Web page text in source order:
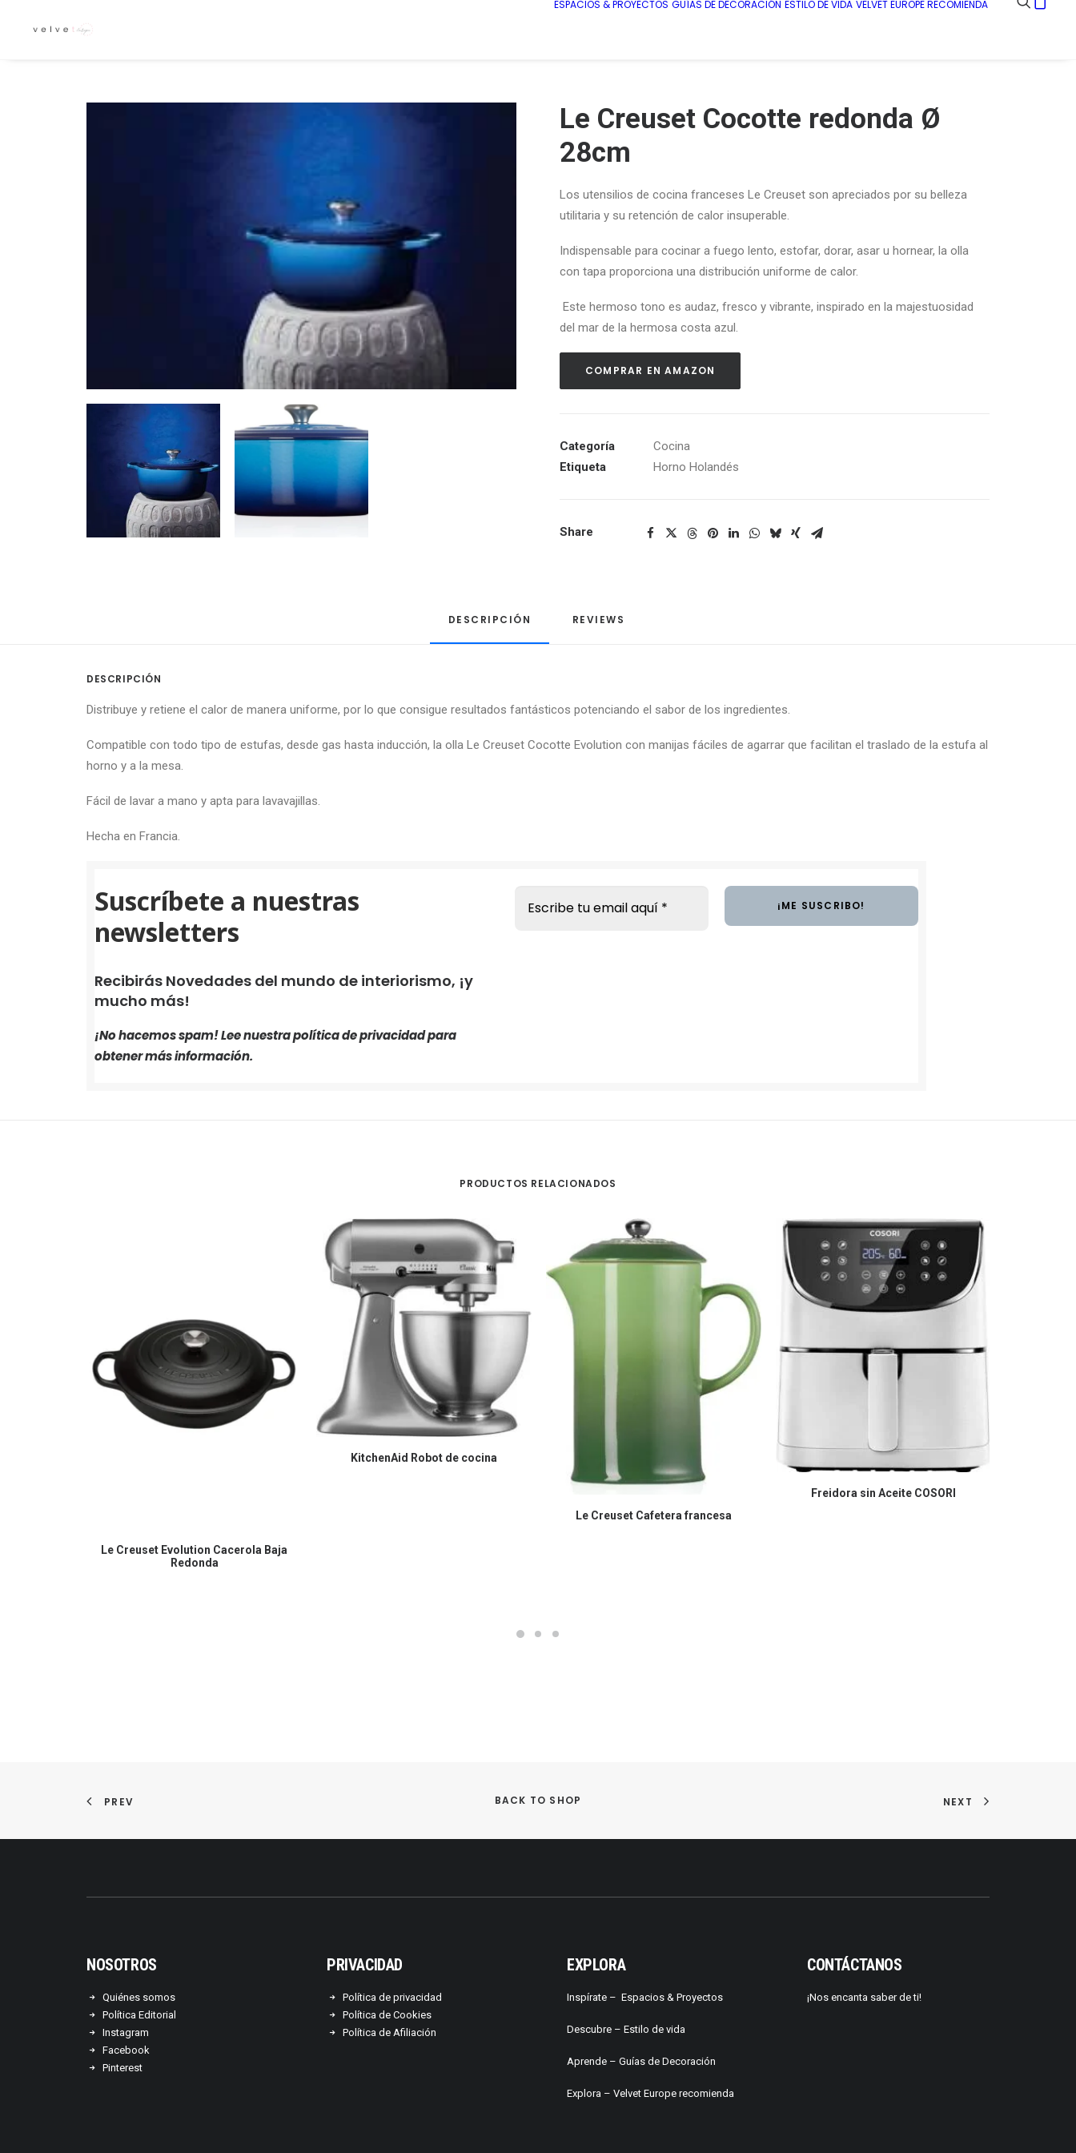
ESPACIOS & PROYECTOS GUÍAS DE DECORACIÓN ESTILO DE VIDA VELVET EUROPE RECOMIENDA
Le Creuset Cocotte redonda Ø
28cm
Los utensilios de cocina franceses Le Creuset son apreciados por su belleza
utilitaria y su retención de calor insuperable.
Indispensable para cocinar a fuego lento, estofar, dorar, asar u hornear, la olla
con tapa proporciona una distribución uniforme de calor.
Este hermoso tono es audaz, fresco y vibrante, inspirado en la majestuosidad
del mar de la hermosa costa azul.
COMPRAR EN AMAZON
Categoría
Cocina
Etiqueta
Horno Holandés
Share
DESCRIPCIÓN REVIEWS
DESCRIPCIÓN
Distribuye y retiene el calor de manera uniforme, por lo que consigue resultados fantásticos potenciando el sabor de los ingredientes.
Compatible con todo tipo de estufas, desde gas hasta inducción, la olla Le Creuset Cocotte Evolution con manijas fáciles de agarrar que facilitan el traslado de la estufa al
horno y a la mesa.
Fácil de lavar a mano y apta para lavavajillas.
Hecha en Francia.
Suscríbete a nuestras
newsletters
Recibirás Novedades del mundo de interiorismo, ¡y
mucho más!
¡No hacemos spam! Lee nuestrapolítica de privacidadpara
obtener más información.
PRODUCTOS RELACIONADOS
COMPRAR EN AMAZON
Le Creuset Evolution Cacerola Baja
Redonda
COMPRAR EN AMAZON
KitchenAid Robot de cocina
COMPRAR EN AMAZON
Le Creuset Cafetera francesa
COMPRAR EN AMAZON
Freidora sin Aceite COSORI
PREV BACK TO SHOP NEXT
NOSOTROS
Quiénes somos
Política Editorial
Instagram
Facebook
Pinterest
PRIVACIDAD
Política de privacidad
Política de Cookies
Política de Afiliación
EXPLORA
Inspírate – Espacios & Proyectos
Descubre – Estilo de vida
Aprende – Guías de Decoración
Explora – Velvet Europe recomienda
CONTÁCTANOS
¡Nos encanta saber de ti!